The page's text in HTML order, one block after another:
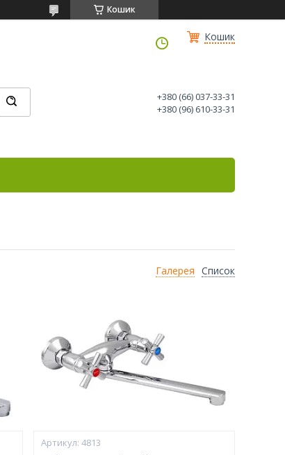
Кошик
Кошик
+380 (66) 037-33-31
+380 (96) 610-33-31
Галерея Список
4813